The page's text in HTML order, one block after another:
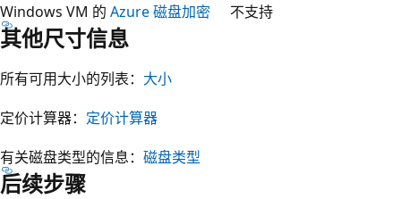
Windows VM 的 Azure 磁盘加密 不支持
其他尺寸信息
所有可用大小的列表： 大小
定价计算器： 定价计算器
有关磁盘类型的信息： 磁盘类型
后续步骤